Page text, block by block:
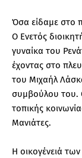
Όσα είδαμε στο
Ο Ενετός
γυναίκα του
έχοντας στο
του Μιχαήλ
συμβούλου του.
τοπικής
Μανιάτες.
Η οικογένειά